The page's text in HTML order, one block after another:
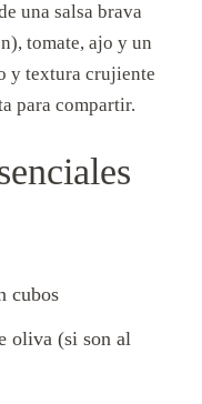
una salsa brava
tomate, ajo y un
y textura crujiente
para compartir.
cubos
oliva (si son al